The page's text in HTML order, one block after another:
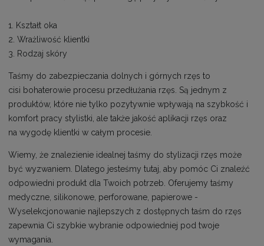
1. Kształt oka
2. Wrażliwość klientki
3. Rodzaj skóry
Taśmy do zabezpieczania dolnych i górnych rzęs to
cisi bohaterowie procesu przedłużania rzęs. Są jednym z
produktów, które nie tylko pozytywnie wpływają na szybkość i
komfort pracy stylistki, ale także jakość aplikacji rzęs oraz
na wygodę klientki w całym procesie.
Wiemy, że znalezienie idealnej taśmy do stylizacji rzęs może
być wyzwaniem. Dlatego jesteśmy tutaj, aby pomóc Ci znaleźć
odpowiedni produkt dla Twoich potrzeb. Oferujemy taśmy
medyczne, silikonowe, perforowane, papierowe -
Wyselekcjonowanie najlepszych z dostępnych taśm do rzęs
zapewnia Ci szybkie wybranie odpowiedniej pod twoje
wymagania.